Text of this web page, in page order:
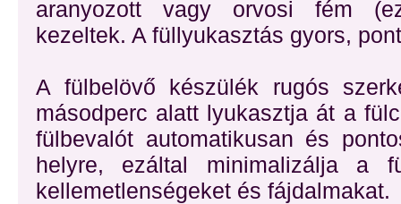
aranyozott vagy orvosi fém
kezeltek. A füllyukasztás gyors,
A fülbelövő készülék rugós
másodperc alatt lyukasztja át a
fülbevalót automatikusan és
helyre, ezáltal minimalizálja a
kellemetlenségeket és fájdalmakat.